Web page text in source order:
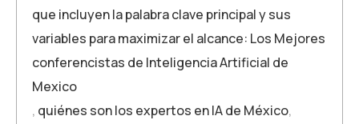
que incluyen la palabra clave principal y sus
variables para maximizar el alcance: Los Mejores
conferencistas de Inteligencia Artificial de
Mexico
, quiénes son los expertos en IA de México,